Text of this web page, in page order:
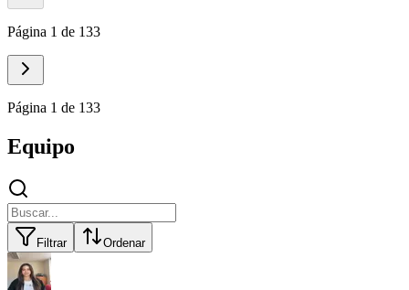
Página 1 de 133
Página 1 de 133
Equipo
Filtrar Ordenar